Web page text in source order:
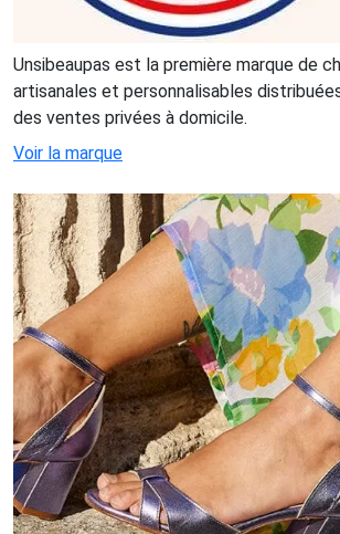
Unsibeaupas est la première marque de
artisanales et personnalisables
des ventes privées à domicile.
Voir la marque